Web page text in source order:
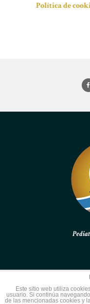
Política de
© 2015 Pediatría
reservados.
Este sitio web utiliza
usuario. Si continúa
de las mencionadas cookies y